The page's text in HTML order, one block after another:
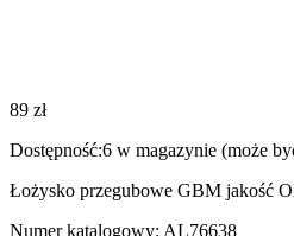
89 zł
Dostępność:6 w magazynie (może
Łożysko przegubowe GBM jakość
Numer katalogowy: AL76638